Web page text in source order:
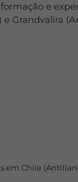
e
Grandvalira
Chile